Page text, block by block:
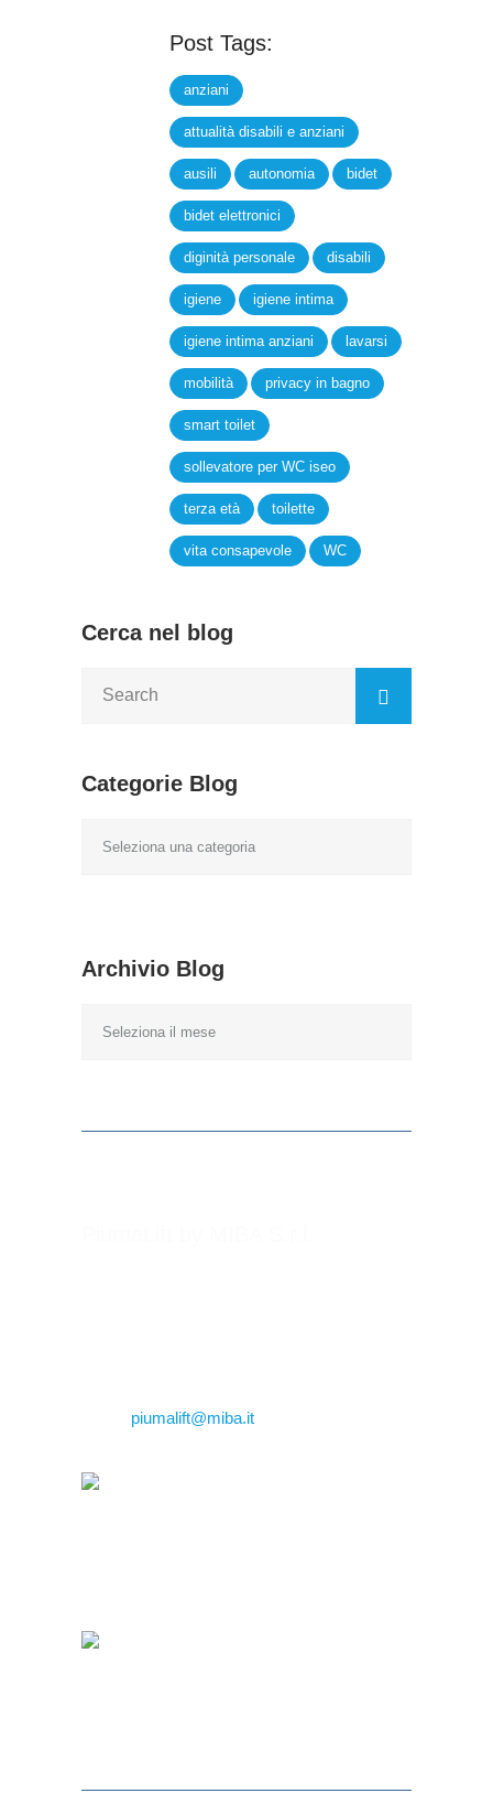
Post Tags:
anziani
attualità disabili e anziani
ausili autonomia bidet
bidet elettronici
diginità personale disabili
igiene igiene intima
igiene intima anziani lavarsi
mobilità privacy in bagno
smart toilet
sollevatore per WC iseo
terza età toilette
vita consapevole WC
Cerca nel blog
Categorie Blog
Archivio Blog
piumalift@miba.it